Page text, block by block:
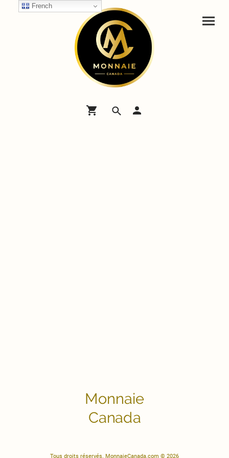
Monnaie
Canada
Tous droits réservés. MonnaieCanada.com © 2026
French